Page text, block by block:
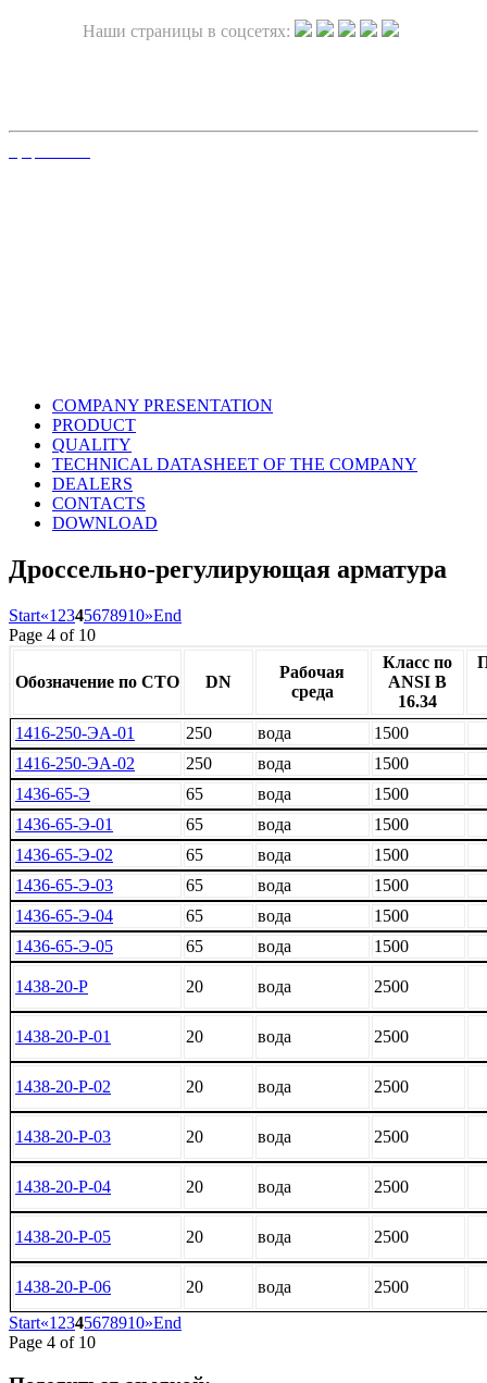
COMPANY PRESENTATION
PRODUCT
QUALITY
TECHNICAL DATASHEET OF THE COMPANY
DEALERS
CONTACTS
DOWNLOAD
Дроссельно-регулирующая арматура
Start«1 2345678910»End
Page 4 of 10
Обозначение по СТО DN
Рабочая
среда
Класс по
ANSI B
16.34
1416-250-ЭА-01 250 вода
1500
1416-250-ЭА-02
250 вода
1500
1436-65-Э
65 вода
1500
1436-65-Э-01
65 вода
1500
1436-65-Э-02
65 вода
1500
1436-65-Э-03
65 вода
1500
1436-65-Э-04
65 вода
1500
1436-65-Э-05
65 вода 1500
1438-20-Р 20 вода 2500
1438-20-Р-01 20 вода 2500
1438-20-Р-02 20 вода 2500
1438-20-Р-03 20 вода 2500
1438-20-Р-04 20 вода 2500
1438-20-Р-05 20 вода 2500
1438-20-Р-06 20 вода
2500
Start«1 2345678910»End
Page 4 of 10
Наши страницы в соцсетях: